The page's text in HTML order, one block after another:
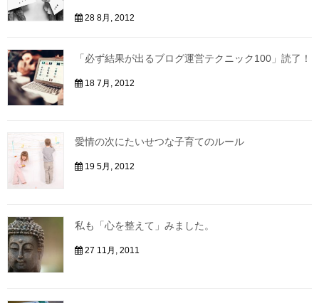
28 8月, 2012
「必ず結果が出るブログ運営テクニック100」読了！
18 7月, 2012
愛情の次にたいせつな子育てのルール
19 5月, 2012
私も「心を整えて」みました。
27 11月, 2011